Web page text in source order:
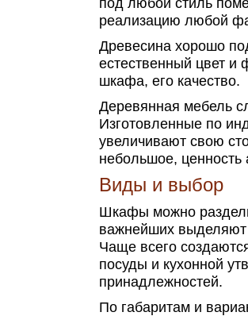
под любой стиль
реализацию любой
Древесина хорошо
естественный цвет и
шкафа, его качество.
Деревянная мебель
Изготовленные по
увеличивают свою
небольшое, ценность
Виды и выбор
Шкафы можно
важнейших выделяют
Чаще всего
посуды и кухонной
принадлежностей.
По габаритам и